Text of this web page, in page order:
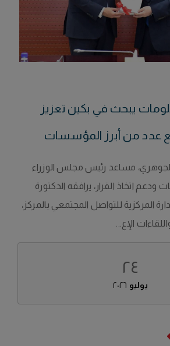
يبحث في بكين تعزيز
عدد من أبرز المؤسسات
مساعد رئيس مجلس الوزراء
اتخاذ القرار، يرافقه الدكتورة
المركزية للتواصل المجتمعي بالمركز،
الإع...
٢٤
يوليو ٢٠٢٦